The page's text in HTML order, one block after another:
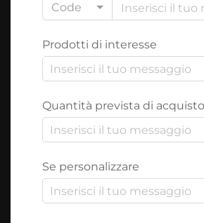
Code
Prodotti di interesse
Quantità prevista di acquisto
Se personalizzare